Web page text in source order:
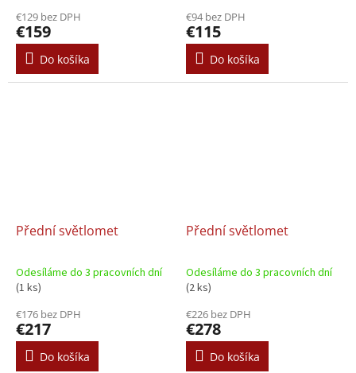
€129 bez DPH
€159
Do košíka
€94 bez DPH
€115
Do košíka
Přední světlomet
Odesíláme do 3 pracovních dní
(1 ks)
€176 bez DPH
€217
Do košíka
Přední světlomet
Odesíláme do 3 pracovních dní
(2 ks)
€226 bez DPH
€278
Do košíka